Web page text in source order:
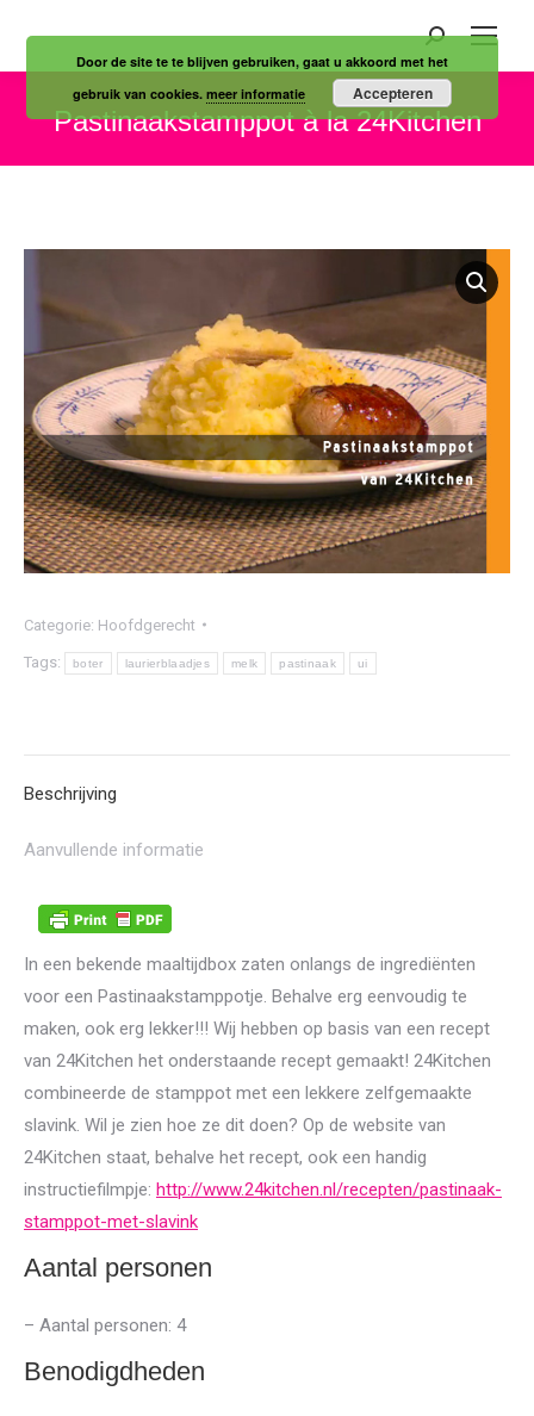
Zoeken:
Pastinaakstamppot à la 24Kitchen
Categorie: Hoofdgerecht
Tags: boter laurierblaadjes melk pastinaak ui
Beschrijving
Aanvullende informatie
In een bekende maaltijdbox zaten onlangs de ingrediënten
voor een Pastinaakstamppotje. Behalve erg eenvoudig te
maken, ook erg lekker!!! Wij hebben op basis van een recept
van 24Kitchen het onderstaande recept gemaakt! 24Kitchen
combineerde de stamppot met een lekkere zelfgemaakte
slavink. Wil je zien hoe ze dit doen? Op de website van
24Kitchen staat, behalve het recept, ook een handig
instructiefilmpje: http://www.24kitchen.nl/recepten/pastinaak-
stamppot-met-slavink
Aantal personen
– Aantal personen: 4
Benodigdheden
Door de site te te blijven gebruiken, gaat u akkoord met het
gebruik van cookies.meer informatie Accepteren